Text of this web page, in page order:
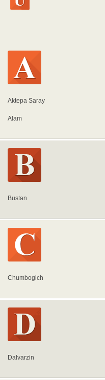
Aktepa Saray
Alam
Bustan
Chumbogich
Dalvarzin